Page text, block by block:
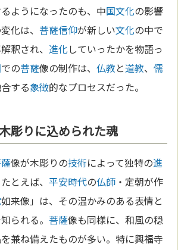
ようになったのも、中国文化の影響
化は、菩薩信仰が新しい文化の中で
釈され、進化していったかを物語っ
での菩薩像の制作は、仏教と道教、儒
する象徴的なプロセスだった。
彫りに込められた魂
像が木彫りの技術によって独特の進
とえば、平安時代の仏師 ・定朝が作
如来像」は、その温かみのある表情と
られる。菩薩像も同様に、和風の穏
兼ね備えたものが多い。特に興福寺